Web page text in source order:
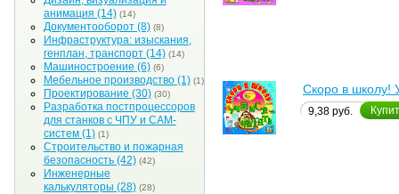
Скоро в школу!
9,38 руб.
анимация (14) (14)
Документооборот(8) (8)
Инфраструктура: изыскания,
генплан, транспорт(14) (14)
Машиностроение (6) (6)
Мебельное производство(1) (1)
Проектирование (30) (30)
Разработка постпроцессоров
для станков с ЧПУ и CAM-
систем(1) (1)
Строительство и пожарная
безопасность(42) (42)
Инженерные
калькуляторы (28) (28)